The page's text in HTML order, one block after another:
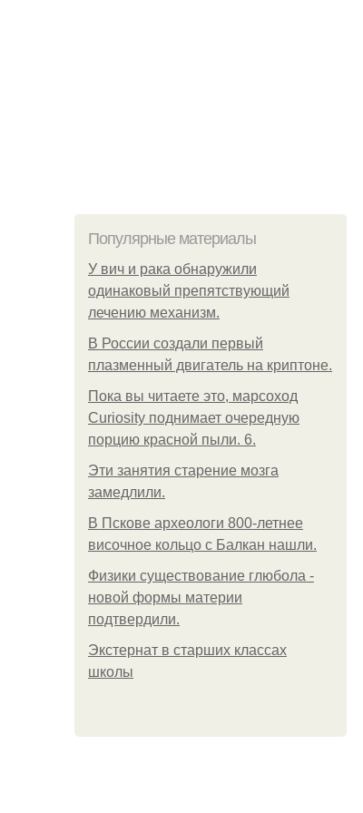
Популярные материалы
У вич и рака обнаружили
одинаковый препятствующий
лечению механизм.
В России создали первый
плазменный двигатель на криптоне.
Пока вы читаете это, марсоход
Curiosity поднимает очередную
порцию красной пыли. 6.
Эти занятия старение мозга
замедлили.
В Пскове археологи 800-летнее
височное кольцо с Балкан нашли.
Физики существование глюбола -
новой формы материи
подтвердили.
Экстернат в старших классах
школы